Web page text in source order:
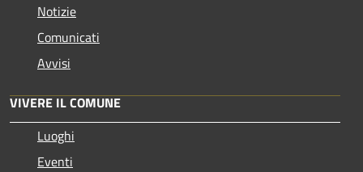
Notizie
Comunicati
Avvisi
VIVERE IL COMUNE
Luoghi
Eventi